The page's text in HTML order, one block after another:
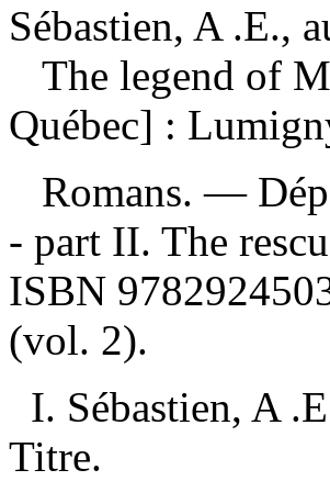
Sébastien, A .E.,
The legend of
Québec] :
Romans. —
- part II. The
ISBN
(vol. 2).
I. Sébastien, A
Titre.